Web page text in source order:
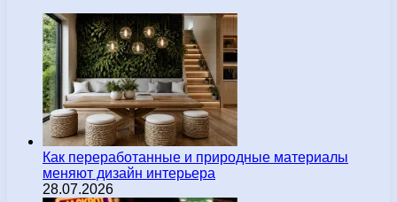
Как переработанные и природные материалы
меняют дизайн интерьера
28.07.2026